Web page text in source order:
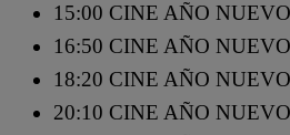
15:00 CINE AÑO
16:50 CINE AÑO
18:20 CINE AÑO
20:10 CINE AÑO